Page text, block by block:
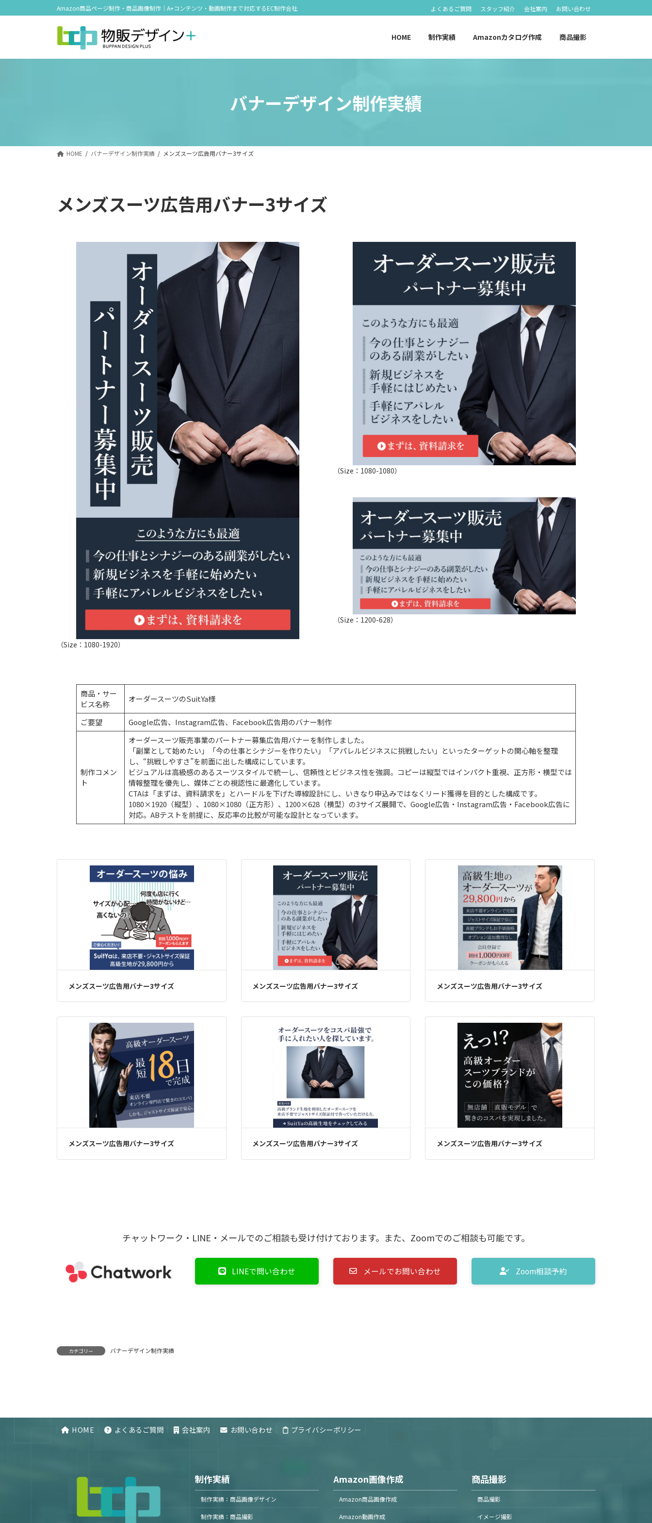
ン
ツ
ビ
シ
Amazon商品ページ制作・商品画像制作｜A+コンテンツ・動画制作まで対応するEC制作会社 よくあるご質問 スタッフ紹介 会社案内 お問い合わせ
HOME 制作実績 Amazonカタログ作成 商品撮影
バナーデザイン制作実績
HOME バナーデザイン制作実績 メンズスーツ広告用バナー3サイズ
メンズスーツ広告用バナー3サイズ
（Size：1080-1920）
（Size：1080-1080）
（Size：1200-628）
商品・サー
ビス名称
オーダースーツのSuitYa様
ご要望 Google広告、Instagram広告、Facebook広告用のバナー制作
制作コメン
ト
オーダースーツ販売事業のパートナー募集広告用バナーを制作しました。
「副業として始めたい」「今の仕事とシナジーを作りたい」「アパレルビジネスに挑戦したい」といったターゲットの関心軸を整理
し、“挑戦しやすさ”を前面に出した構成にしています。
ビジュアルは高級感のあるスーツスタイルで統一し、信頼性とビジネス性を強調。コピーは縦型ではインパクト重視、正方形・横型では
情報整理を優先し、媒体ごとの視認性に最適化しています。
CTAは「まずは、資料請求を」とハードルを下げた導線設計にし、いきなり申込みではなくリード獲得を目的とした構成です。
1080×1920（縦型）、1080×1080（正方形）、1200×628（横型）の3サイズ展開で、Google広告・Instagram広告・Facebook広告に
対応。ABテストを前提に、反応率の比較が可能な設計となっています。
メンズスーツ広告用バナー3サイズ メンズスーツ広告用バナー3サイズ メンズスーツ広告用バナー3サイズ
メンズスーツ広告用バナー3サイズ メンズスーツ広告用バナー3サイズ メンズスーツ広告用バナー3サイズ
チャットワーク・LINE・メールでのご相談も受け付けております。また、Zoomでのご相談も可能です。
LINEで問い合わせ メールでお問い合わせ Zoom相談予約
カテゴリー バナーデザイン制作実績
HOME よくあるご質問 会社案内 お問い合わせ プライバシーポリシー
制作実績
制作実績：商品画像デザイン
制作実績：商品撮影
Amazon画像作成
Amazon商品画像作成
Amazon動画作成
商品撮影
商品撮影
イメージ撮影